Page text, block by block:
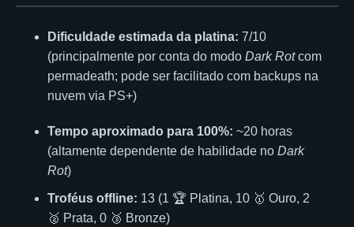
Dificuldade estimada da platina: 7/10
(principalmente por conta do modo Dark Rotcom
permadeath; pode ser facilitado com backups na
nuvem via PS+)
Tempo aproximado para 100%: ~20 horas
(altamente dependente de habilidade no Dark
Rot)
Troféus offline: 13 (1 🏆 Platina, 10 🥇 Ouro, 2
🥈 Prata, 0 🥉 Bronze)